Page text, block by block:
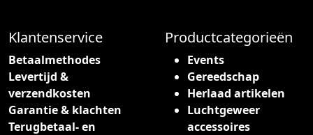
Klantenservice
Betaalmethodes
Levertijd &
verzendkosten
Garantie & klachten
Terugbetaal- en
Productcategorieën
Events
Gereedschap
Herlaad artikelen
Luchtgeweer
accessoires